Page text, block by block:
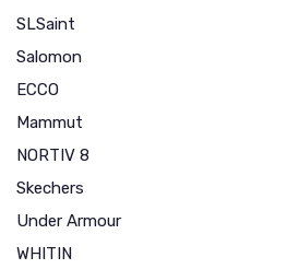
SLSaint
Salomon
ECCO
Mammut
NORTIV 8
Skechers
Under Armour
WHITIN